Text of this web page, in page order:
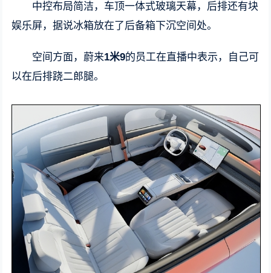
中控布局简洁，车顶一体式玻璃天幕，后排还有块
娱乐屏，据说冰箱放在了后备箱下沉空间处。
空间方面，蔚来1米9的员工在直播中表示，自己可
以在后排跷二郎腿。